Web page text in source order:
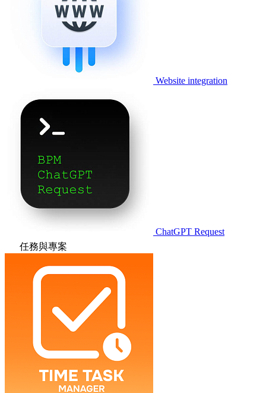
Website integration
ChatGPT Request
任務與專案